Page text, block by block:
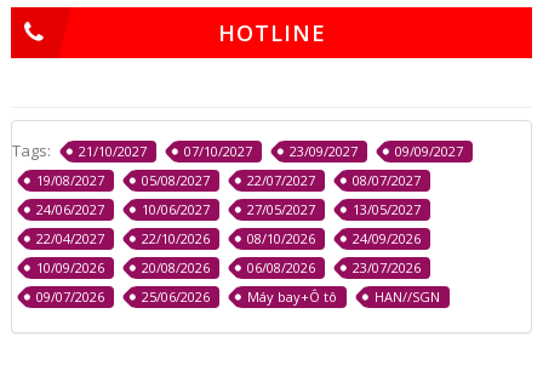
HOTLINE
Tags: 21/10/2027 07/10/2027 23/09/2027
09/09/2027
19/08/2027
05/08/2027 22/07/2027
08/07/2027
24/06/2027
10/06/2027 27/05/2027
13/05/2027
22/04/2027
22/10/2026 08/10/2026
24/09/2026
10/09/2026
20/08/2026 06/08/2026
23/07/2026
09/07/2026
25/06/2026 Máy bay+Ô tô HAN//SGN